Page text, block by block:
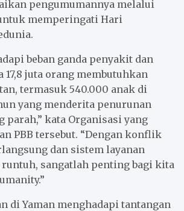
pengumumannya melalui
memperingati Hari
beban ganda penyakit dan
juta orang membutuhkan
termasuk 540.000 anak di
yang menderita penurunan
parah,” kata Organisasi yang
PBB tersebut. “Dengan konflik
dan sistem layanan
runtuh, sangatlah penting bagi kita
di Yaman menghadapi tantangan